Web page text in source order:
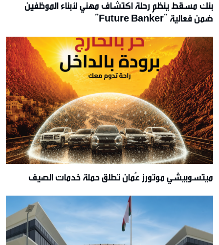
بنك مسقط ينظم رحلة اكتشاف مهني لأبناء الموظفين
ضمن فعالية “Future Banker”
ميتسوبيشي موتورز عُمان تطلق حملة خدمات الصيف